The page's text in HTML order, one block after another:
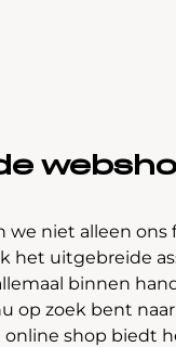
niet alleen ons
het uitgebreide
binnen
op zoek bent
shop biedt